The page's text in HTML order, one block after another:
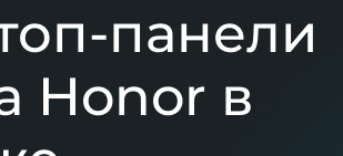
панели
Honor в